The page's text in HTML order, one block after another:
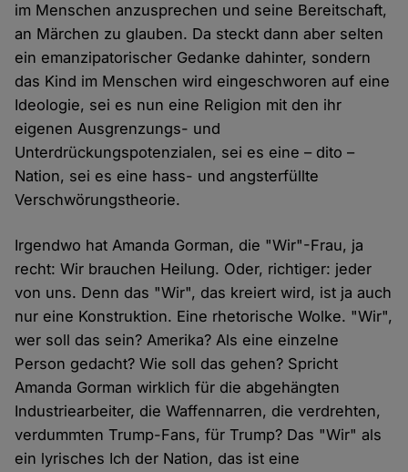
im Menschen anzusprechen und seine Bereitschaft,
an Märchen zu glauben. Da steckt dann aber selten
ein emanzipatorischer Gedanke dahinter, sondern
das Kind im Menschen wird eingeschworen auf eine
Ideologie, sei es nun eine Religion mit den ihr
eigenen Ausgrenzungs- und
Unterdrückungspotenzialen, sei es eine – dito –
Nation, sei es eine hass- und angsterfüllte
Verschwörungstheorie.
Irgendwo hat Amanda Gorman, die "Wir"-Frau, ja
recht: Wir brauchen Heilung. Oder, richtiger: jeder
von uns. Denn das "Wir", das kreiert wird, ist ja auch
nur eine Konstruktion. Eine rhetorische Wolke. "Wir",
wer soll das sein? Amerika? Als eine einzelne
Person gedacht? Wie soll das gehen? Spricht
Amanda Gorman wirklich für die abgehängten
Industriearbeiter, die Waffennarren, die verdrehten,
verdummten Trump-Fans, für Trump? Das "Wir" als
ein lyrisches Ich der Nation, das ist eine